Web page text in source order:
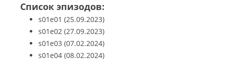
Список эпизодов:
s01e01 (25.09.2023)
s01e02 (27.09.2023)
s01e03 (07.02.2024)
s01e04 (08.02.2024)